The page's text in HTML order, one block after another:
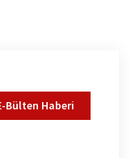
Bülten Haberi